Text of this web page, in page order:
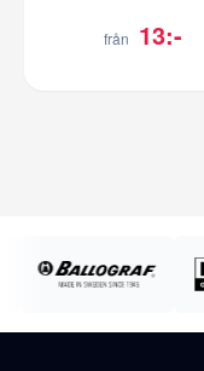
från 13:-